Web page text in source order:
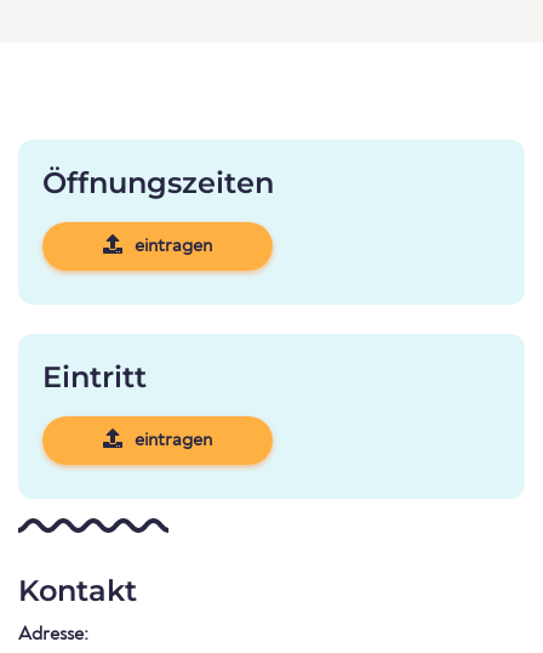
Öffnungszeiten
eintragen
Eintritt
eintragen
Kontakt
Adresse: